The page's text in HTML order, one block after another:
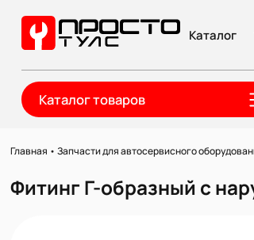
Каталог
Каталог товаров
Главная •Запчасти для автосервисного
Фитинг Г-образный с